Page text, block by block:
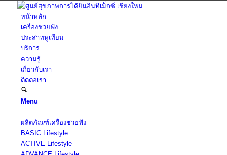
หน้าหลัก
เครื่องช่วยฟัง
ประสาทหูเทียม
บริการ
ความรู้
เกี่ยวกับเรา
ติดต่อเรา
Menu
ผลิตภัณฑ์เครื่องช่วยฟัง
BASIC Lifestyle
ACTIVE Lifestyle